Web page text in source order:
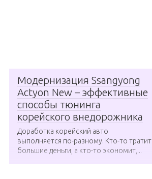
Модернизация Ssangyong
Actyon New – эффективные
способы тюнинга
корейского внедорожника
Доработка корейский авто
выполняется по-разному. Кто-то тратит
большие деньги, а кто-то экономит,...